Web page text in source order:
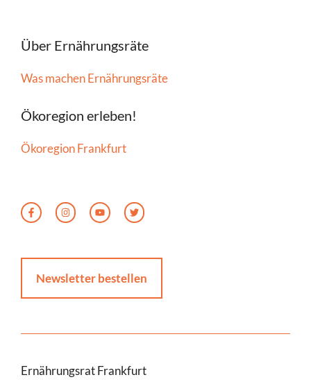
Über Ernährungsräte
Was machen Ernährungsräte
Ökoregion erleben!
Ökoregion Frankfurt
Newsletter bestellen
Ernährungsrat Frankfurt